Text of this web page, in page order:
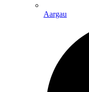
Aargau